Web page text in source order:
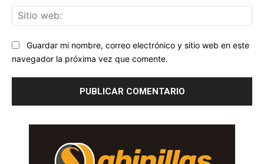
Guardar mi nombre, correo electrónico y sitio web en este
navegador la próxima vez que comente.